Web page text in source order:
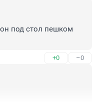
под стол пешком
+0 –0